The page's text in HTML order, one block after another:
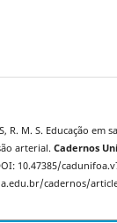
R. M. S. Educação
arterial. Cadernos
10.47385/
cadernos/